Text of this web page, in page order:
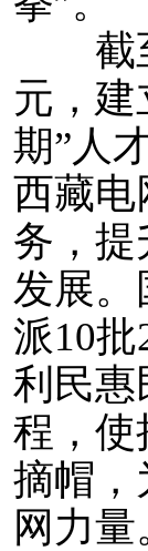
截
元，
期”人
西藏电
务，提
发展。
派10
利民惠
程，使
摘帽，
网力